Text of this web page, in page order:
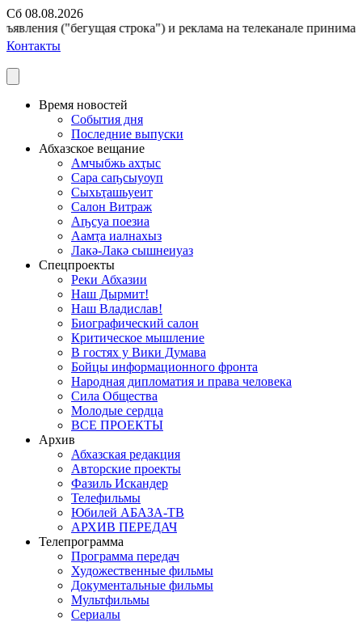
Сб 08.08.2026
("бегущая строка") и реклама на телеканале
Контакты
Время новостей
События дня
Последние выпуски
Абхазское вещание
Амчыбжь ахҭыс
Сара саҧсыуоуп
Сыхьҭашьуеит
Салон Витраж
Аҧсуа поезиа
Аамҭа иалнахыз
Лакә-Лакә сышнеиуаз
Спецпроекты
Реки Абхазии
Наш Дырмит!
Наш Владислав!
Биографический салон
Критическое мышление
В гостях у Вики Думава
Бойцы информационного фронта
Народная дипломатия и права человека
Сила Общества
Молодые сердца
ВСЕ ПРОЕКТЫ
Архив
Абхазская редакция
Авторские проекты
Фазиль Искандер
Телефильмы
Юбилей АБАЗА-ТВ
АРХИВ ПЕРЕДАЧ
Телепрограмма
Программа передач
Художественные фильмы
Документальные фильмы
Мультфильмы
Сериалы